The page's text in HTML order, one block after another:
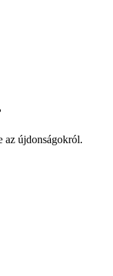
az újdonságokról.